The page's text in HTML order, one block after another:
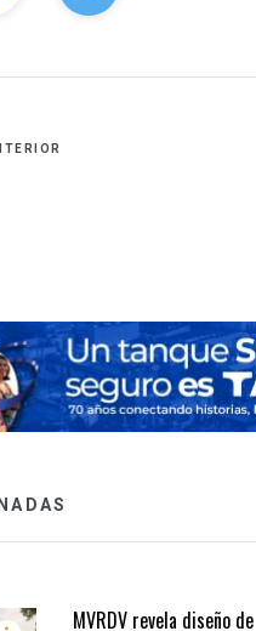
MVRDV revela diseño de